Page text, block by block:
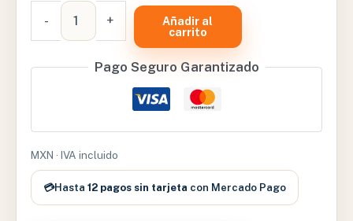
-
ARTICULACIÓN
-
109
+
Añadir al
carrito
Pago Seguro Garantizado
MXN · IVA incluido
💳Hasta 12 pagos sin tarjeta con Mercado Pago